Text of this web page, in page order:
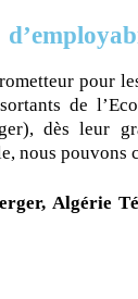
pour
de
dès leur
nous pouvons
Algérie